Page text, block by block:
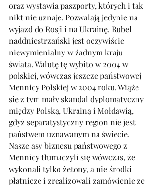
oraz wystawia paszporty, których i tak
nikt nie uznaje. Pozwalają jedynie na
wyjazd do Rosji i na Ukrainę. Rubel
naddniestrzański jest oczywiście
niewymienialny w żadnym kraju
świata. Walutę tę wybito w 2004 w
polskiej, wówczas jeszcze państwowej
Mennicy Polskiej w 2004 roku. Wiąże
się z tym mały skandal dyplomatyczny
między Polską, Ukrainą i Mołdawią,
gdyż separatystyczny region nie jest
państwem uznawanym na świecie.
Nasze asy biznesu państwowego z
Mennicy tłumaczyli się wówczas, że
wykonali tylko żetony, a nie środki
płatnicze i zrealizowali zamówienie ze